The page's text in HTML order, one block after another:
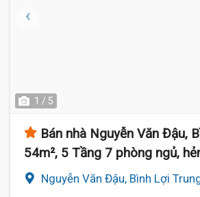
1 / 5
Bán nhà Nguyễn Văn Đậu,
54m², 5 Tầng 7 phòng ngủ,
Nguyễn Văn Đậu, Bình Lợi